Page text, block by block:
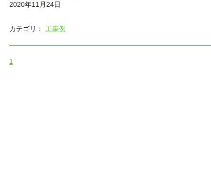
2020年11月24日
カテゴリ： 工事例
1